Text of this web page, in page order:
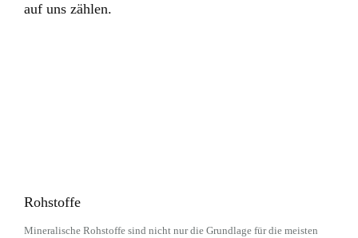
auf uns zählen.
Rohstoffe
Mineralische Rohstoffe sind nicht nur die Grundlage für die meisten